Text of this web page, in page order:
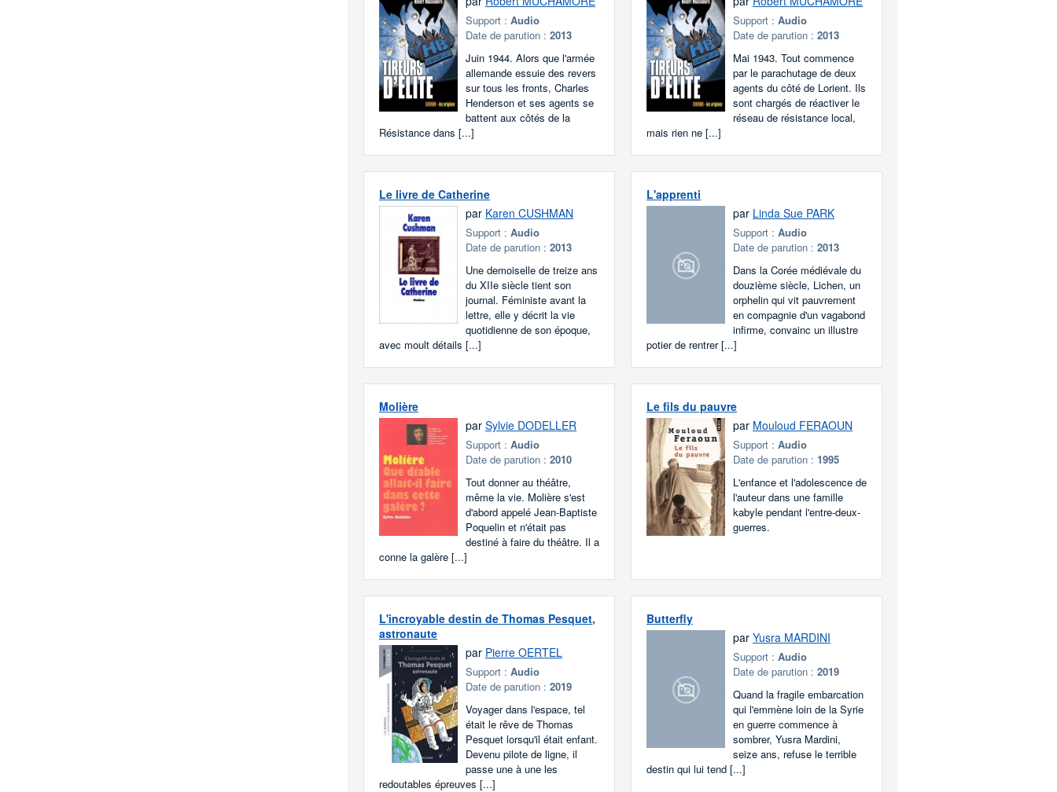
Support :Audio
Date de parution :2013
Juin 1944. Alors que l'armée
allemande essuie des revers
sur tous les fronts, Charles
Henderson et ses agents se
battent aux côtés de la
Résistance dans [...]
Support : Audio
Date de parution : 2013
Mai 1943. Tout commence
par le parachutage de deux
agents du côté de Lorient. Ils
sont chargés de réactiver le
réseau de résistance local,
mais rien ne [...]
Le livre de Catherine
par Karen CUSHMAN
Support :Audio
Date de parution :2013
Une demoiselle de treize ans
du XIIe siècle tient son
journal. Féministe avant la
lettre, elle y décrit la vie
quotidienne de son époque,
avec moult détails [...]
L'apprenti
par Linda Sue PARK
Support : Audio
Date de parution : 2013
Dans la Corée médiévale du
douzième siècle, Lichen, un
orphelin qui vit pauvrement
en compagnie d'un vagabond
infirme, convainc un illustre
potier de rentrer [...]
Molière
parSylvie DODELLER
Support :Audio
Date de parution :2010
Tout donner au théâtre,
même la vie. Molière s'est
d'abord appelé Jean-Baptiste
Poquelin et n'était pas
destiné à faire du théâtre. Il a
conne la galère [...]
Le fils du pauvre
par Mouloud FERAOUN
Support : Audio
Date de parution : 1995
L'enfance et l'adolescence de
l'auteur dans une famille
kabyle pendant l'entre-deux-
guerres.
L'incroyable destin de Thomas Pesquet,
astronaute
par Pierre OERTEL
Support :Audio
Date de parution :2019
Voyager dans l'espace, tel
était le rêve de Thomas
Pesquet lorsqu'il était enfant.
Devenu pilote de ligne, il
passe une à une les
redoutables épreuves [...]
Butterfly
par Yusra MARDINI
Support : Audio
Date de parution : 2019
Quand la fragile embarcation
qui l'emmène loin de la Syrie
en guerre commence à
sombrer, Yusra Mardini,
seize ans, refuse le terrible
destin qui lui tend [...]